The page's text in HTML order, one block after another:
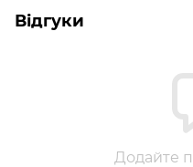
Відгуки
Додайте